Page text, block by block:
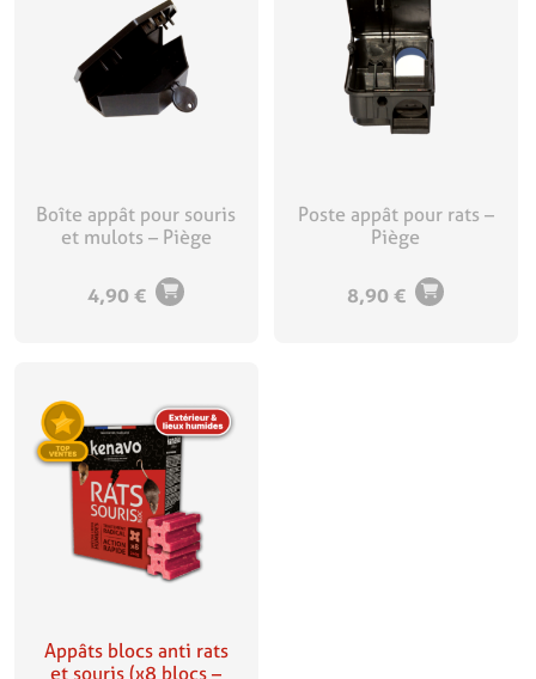
Boîte appât pour souris
et mulots – Piège
4,90€
Poste appât pour rats –
Piège
8,90€
Appâts blocs anti rats
et souris (x8 blocs –